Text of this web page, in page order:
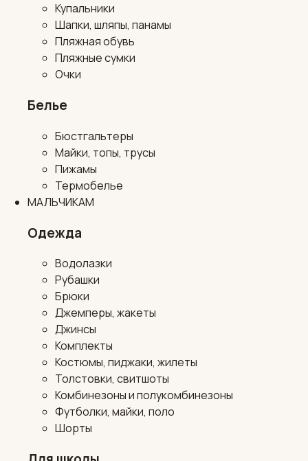
Купальники
Шапки, шляпы, панамы
Пляжная обувь
Пляжные сумки
Очки
Белье
Бюстгальтеры
Майки, топы, трусы
Пижамы
Термобелье
МАЛЬЧИКАМ
Одежда
Водолазки
Рубашки
Брюки
Джемперы, жакеты
Джинсы
Комплекты
Костюмы, пиджаки, жилеты
Толстовки, свитшоты
Комбинезоны и полукомбинезоны
Футболки, майки, поло
Шорты